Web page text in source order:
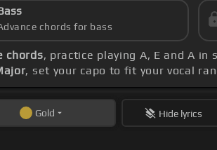
chords for bass
chords, practice playing A, E and A
, set your capo to fit your vocal
Gold Hide lyrics